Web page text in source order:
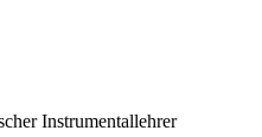
Instrumentallehrer